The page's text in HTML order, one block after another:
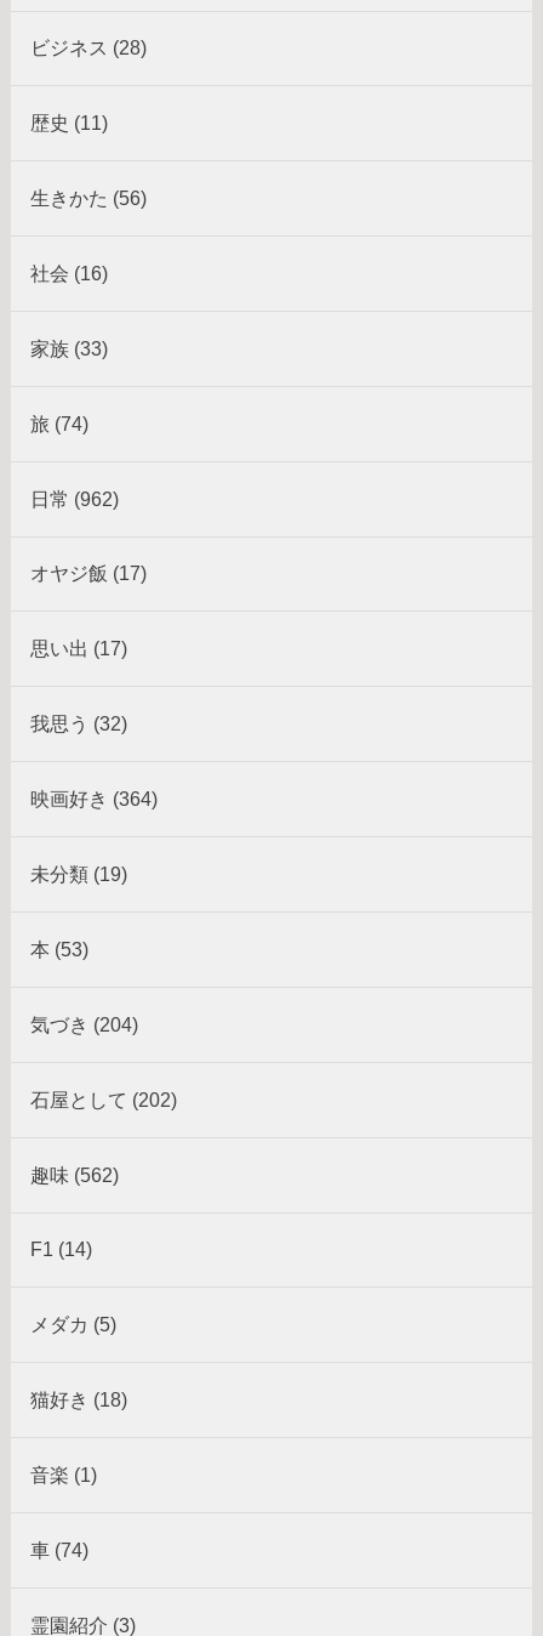
ビジネス (28)
歴史 (11)
生きかた (56)
社会 (16)
家族 (33)
旅 (74)
日常 (962)
オヤジ飯 (17)
思い出 (17)
我思う (32)
映画好き (364)
未分類 (19)
本 (53)
気づき (204)
石屋として (202)
趣味 (562)
F1 (14)
メダカ (5)
猫好き (18)
音楽 (1)
車 (74)
霊園紹介 (3)